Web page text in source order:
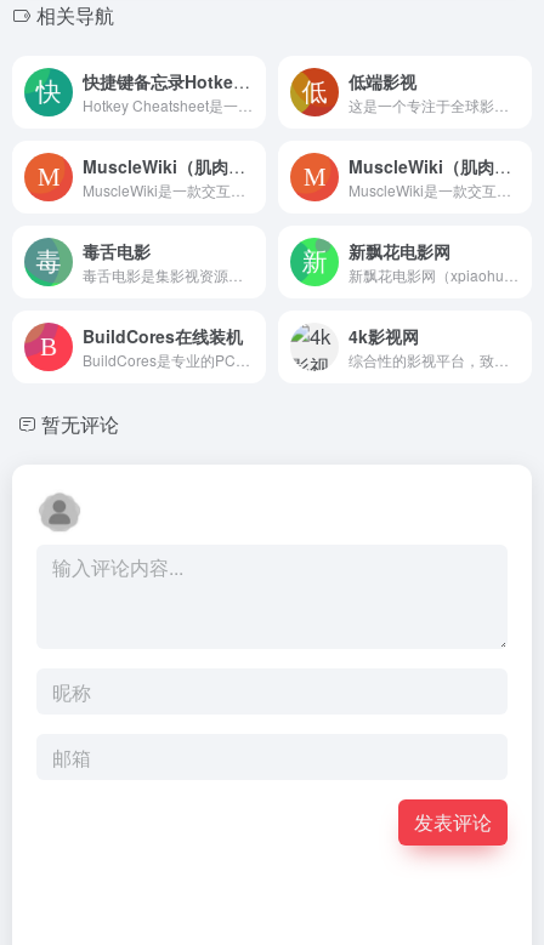
相关导航
快捷键备忘录Hotkey Cheatsheet 低端影视
MuscleWiki（肌肉百科，中文站） MuscleWiki（肌肉百科，英文站）
毒舌电影 新飘花电影网
BuildCores在线装机 4k影视网
暂无评论
发表评论